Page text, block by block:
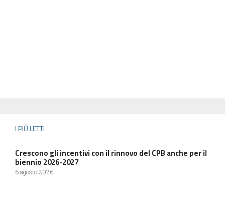
I PIÙ LETTI
Crescono gli incentivi con il rinnovo del CPB anche per il
biennio 2026-2027
6 agosto 2026